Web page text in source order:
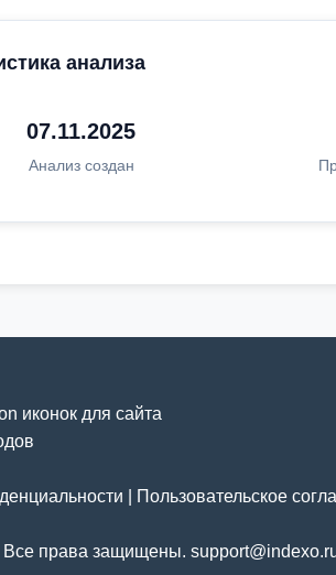
анализа
07.11.2025
Анализ создан
иконок для сайта
Пользовательское
права защищены.